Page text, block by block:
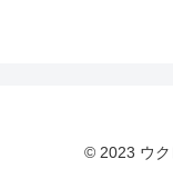
© 2023 ウク